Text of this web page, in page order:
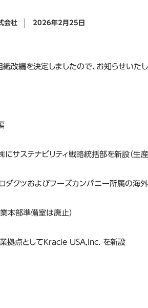
会社 2026年2月25日
織改編を決定しましたので、お知らせいたし
にサステナビリティ戦略統括部を新設（生
ロダクツおよびフーズカンパニー所属の海
本部準備室は廃止）
業拠点としてKracie USA,Inc. を新設